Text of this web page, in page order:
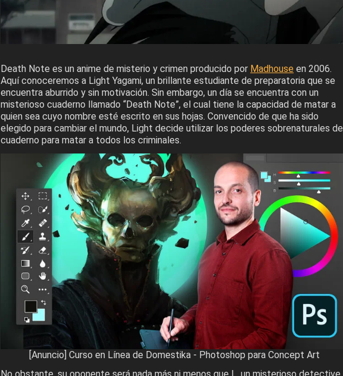
Death Note es un anime de misterio y crimen producido por Madhouse en 2006.
Aquí conoceremos a Light Yagami, un brillante estudiante de preparatoria que se
encuentra aburrido y sin motivación. Sin embargo, un día se encuentra con un
misterioso cuaderno llamado “Death Note”, el cual tiene la capacidad de matar a
quien sea cuyo nombre esté escrito en sus hojas. Convencido de que ha sido
elegido para cambiar el mundo, Light decide utilizar los poderes sobrenaturales
cuaderno para matar a todos los criminales.
[Anuncio] Curso en Línea de Domestika - Photoshop para Concept Art